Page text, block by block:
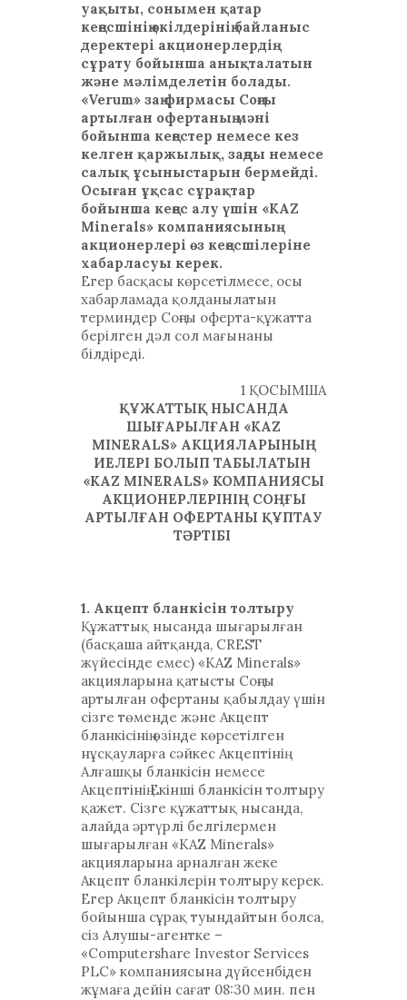
уақыты, сонымен қатар
кеңесшінің өкілдерінің байланыс
деректері акционерлердің
сұрату бойынша анықталатын
және мәлімделетін болады.
«Verum» заң фирмасы Соңғы
артылған офертаның мәні
бойынша кеңестер немесе кез
келген қаржылық, заңды немесе
салық ұсыныстарын бермейді.
Осыған ұқсас сұрақтар
бойынша кеңес алу үшін «KAZ
Minerals» компаниясының
акционерлері өз кеңесшілеріне
хабарласуы керек.
Егер басқасы көрсетілмесе, осы
хабарламада қолданылатын
терминдер Соңғы оферта-құжатта
берілген дәл сол мағынаны
білдіреді.
1 ҚОСЫМША
ҚҰЖАТТЫҚ НЫСАНДА
ШЫҒАРЫЛҒАН «KAZ
MINERALS» АКЦИЯЛАРЫНЫҢ
ИЕЛЕРІ БОЛЫП ТАБЫЛАТЫН
«KAZ MINERALS» КОМПАНИЯСЫ
АКЦИОНЕРЛЕРІНІҢ СОҢҒЫ
АРТЫЛҒАН ОФЕРТАНЫ ҚҰПТАУ
ТӘРТІБІ
1. Акцепт бланкісін толтыру
Құжаттық нысанда шығарылған
(басқаша айтқанда, CREST
жүйесінде емес) «KAZ Minerals»
акцияларына қатысты Соңғы
артылған офертаны қабылдау үшін
сізге төменде және Акцепт
бланкісінің өзінде көрсетілген
нұсқауларға сәйкес Акцептінің
Алғашқы бланкісін немесе
Акцептінің Екінші бланкісін толтыру
қажет. Сізге құжаттық нысанда,
алайда әртүрлі белгілермен
шығарылған «KAZ Minerals»
акцияларына арналған жеке
Акцепт бланкілерін толтыру керек.
Егер Акцепт бланкісін толтыру
бойынша сұрақ туындайтын болса,
сіз Алушы-агентке –
«Computershare Investor Services
PLC» компаниясына дүйсенбіден
жұмаға дейін сағат 08:30 мин. пен